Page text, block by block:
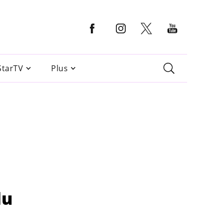
Plus